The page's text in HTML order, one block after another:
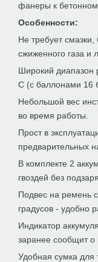
фанеры к
Особенности:
Не требует
сжиженного газа и
Широкий диапазон
С (с баллонами 16
Небольшой вес
во время работы.
Прост в
предварительных
В комплекте 2
гвоздей без
Подвес на ремень
градусов - удобно
Индикатор
заранее сообщит о
Удобная сумка для
Вопрос по
Имя*
Продукт
Сообщение*